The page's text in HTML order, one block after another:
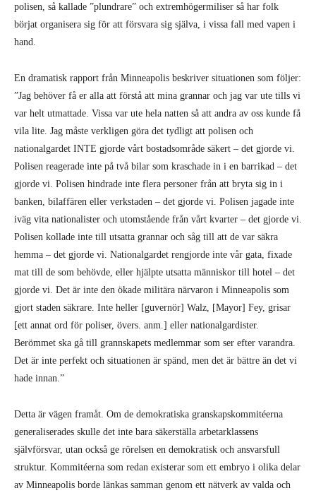
polisen, så kallade ”plundrare” och extremhögermiliser så har folk
börjat organisera sig för att försvara sig själva, i vissa fall med vapen i
hand.
En dramatisk rapport från Minneapolis beskriver situationen som följer:
”Jag behöver få er alla att förstå att mina grannar och jag var ute tills vi
var helt utmattade. Vissa var ute hela natten så att andra av oss kunde få
vila lite. Jag måste verkligen göra det tydligt att polisen och
nationalgardet INTE gjorde vårt bostadsområde säkert – det gjorde vi.
Polisen reagerade inte på två bilar som kraschade in i en barrikad – det
gjorde vi. Polisen hindrade inte flera personer från att bryta sig in i
banken, bilaffären eller verkstaden – det gjorde vi. Polisen jagade inte
iväg vita nationalister och utomstående från vårt kvarter – det gjorde vi.
Polisen kollade inte till utsatta grannar och såg till att de var säkra
hemma – det gjorde vi. Nationalgardet rengjorde inte vår gata, fixade
mat till de som behövde, eller hjälpte utsatta människor till hotel – det
gjorde vi. Det är inte den ökade militära närvaron i Minneapolis som
gjort staden säkrare. Inte heller [guvernör] Walz, [Mayor] Fey, grisar
[ett annat ord för poliser, övers. anm.] eller nationalgardister.
Berömmet ska gå till grannskapets medlemmar som ser efter varandra.
Det är inte perfekt och situationen är spänd, men det är bättre än det vi
hade innan.”
Detta är vägen framåt. Om de demokratiska granskapskommitéerna
generaliserades skulle det inte bara säkerställa arbetarklassens
självförsvar, utan också ge rörelsen en demokratisk och ansvarsfull
struktur. Kommitéerna som redan existerar som ett embryo i olika delar
av Minneapolis borde länkas samman genom ett nätverk av valda och